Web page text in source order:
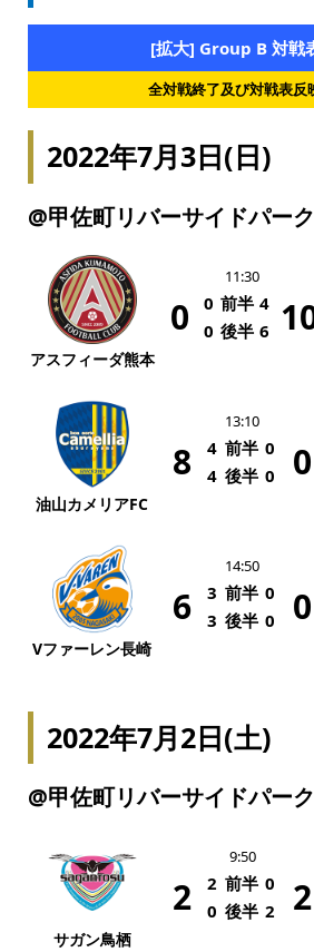
[拡大] Group B 対戦
全対戦終了及び対戦表反
2022年7月3日(日)
@甲佐町リバーサイドパーク
アスフィーダ熊本
11:30
0 0 前半 4
0 後半 6
油山カメリアFC
13:10
8 4 前半 0 0
4 後半 0
Vファーレン長崎
14:50
6 3 前半 0 0
3 後半 0
2022年7月2日(土)
@甲佐町リバーサイドパーク
サガン鳥栖
9:50
2 2 前半 0 2
0 後半 2